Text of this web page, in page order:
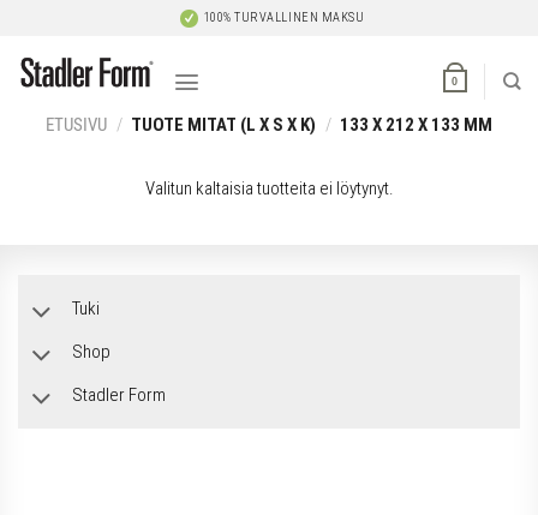
content
100% TURVALLINEN MAKSU
0
ETUSIVU / TUOTE MITAT (L X S X K) / 133 X 212 X 133 MM
Valitun kaltaisia tuotteita ei löytynyt.
Tuki
Shop
Stadler Form